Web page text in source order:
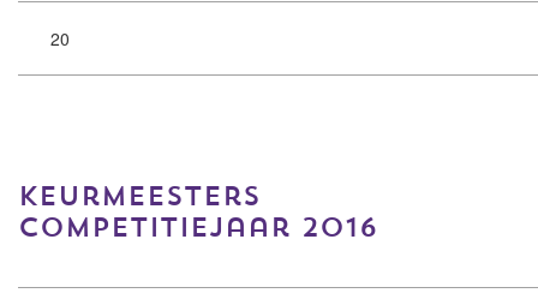
20
keurmeesters
competitiejaar 2016